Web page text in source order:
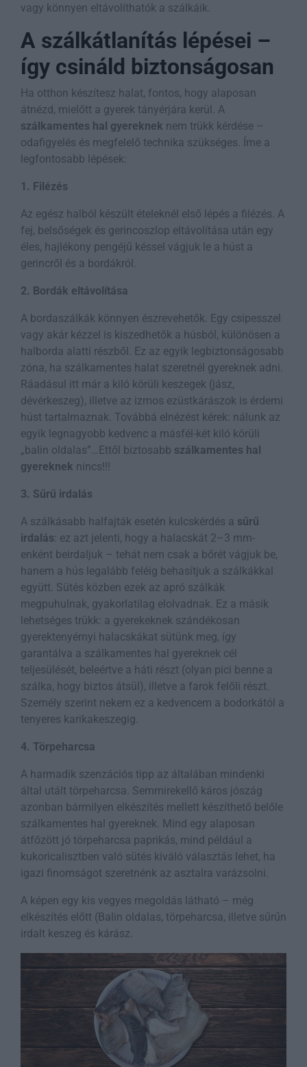
vagy könnyen eltávolíthatók a szálkáik.
A szálkátlanítás lépései –
így csináld biztonságosan
Ha otthon készítesz halat, fontos, hogy alaposan
átnézd, mielőtt a gyerek tányérjára kerül. A
szálkamentes hal gyereknek nem trükk kérdése –
odafigyelés és megfelelő technika szükséges. Íme a
legfontosabb lépések:
1. Filézés
Az egész halból készült ételeknél első lépés a filézés. A
fej, belsőségek és gerincoszlop eltávolítása után egy
éles, hajlékony pengéjű késsel vágjuk le a húst a
gerincről és a bordákról.
2. Bordák eltávolítása
A bordaszálkák könnyen észrevehetők. Egy csipesszel
vagy akár kézzel is kiszedhetők a húsból, különösen a
halborda alatti részből. Ez az egyik legbiztonságosabb
zóna, ha szálkamentes halat szeretnél gyereknek adni.
Ráadásul itt már a kiló körüli keszegek (jász,
dévérkeszeg), illetve az izmos ezüstkárászok is érdemi
húst tartalmaznak. Továbbá elnézést kérek: nálunk az
egyik legnagyobb kedvenc a másfél-két kiló körüli
„balin oldalas”…Ettől biztosabb szálkamentes hal
gyereknek nincs!!!
3. Sűrű irdalás
A szálkásabb halfajták esetén kulcskérdés a sűrű
irdalás: ez azt jelenti, hogy a halacskát 2–3 mm-
enként beirdaljuk – tehát nem csak a bőrét vágjuk be,
hanem a hús legalább feléig behasítjuk a szálkákkal
együtt. Sütés közben ezek az apró szálkák
megpuhulnak, gyakorlatilag elolvadnak. Ez a másik
lehetséges trükk: a gyerekeknek szándékosan
gyerektenyérnyi halacskákat sütünk meg, így
garantálva a szálkamentes hal gyereknek cél
teljesülését, beleértve a háti részt (olyan pici benne a
szálka, hogy biztos átsül), illetve a farok felőli részt.
Személy szerint nekem ez a kedvencem a bodorkától a
tenyeres karikakeszegig.
4. Törpeharcsa
A harmadik szenzációs tipp az általában mindenki
által utált törpeharcsa. Semmirekellő káros jószág
azonban bármilyen elkészítés mellett készíthető belőle
szálkamentes hal gyereknek. Mind egy alaposan
átfőzött jó törpeharcsa paprikás, mind például a
kukoricalisztben való sütés kiváló választás lehet, ha
igazi finomságot szeretnénk az asztalra varázsolni.
A képen egy kis vegyes megoldás látható – még
elkészítés előtt (Balin oldalas, törpeharcsa, illetve sűrűn
irdalt keszeg és kárász.